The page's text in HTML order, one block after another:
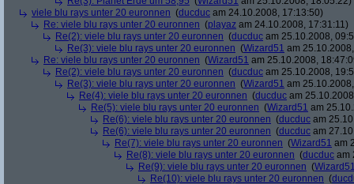
viele blu rays unter 20 euronnen (ducduc am 24.10.2008, 17:13:50)
Re: viele blu rays unter 20 euronnen (playaz am 24.10.2008, 17:31:11)
Re(2): viele blu rays unter 20 euronnen (ducduc am 25.10.2008,
Re(3): viele blu rays unter 20 euronnen (Wizard51 am
Re: viele blu rays unter 20 euronnen (Wizard51 am 25.10.2008,
Re(2): viele blu rays unter 20 euronnen (ducduc am 25.10.2008,
Re(3): viele blu rays unter 20 euronnen (Wizard51 am
Re(4): viele blu rays unter 20 euronnen (ducduc am
Re(5): viele blu rays unter 20 euronnen (Wizard51 am
Re(6): viele blu rays unter 20 euronnen (ducduc am
Re(6): viele blu rays unter 20 euronnen (ducduc am
Re(7): viele blu rays unter 20 euronnen (Wizard51 am
Re(8): viele blu rays unter 20 euronnen (ducduc am
Re(9): viele blu rays unter 20 euronnen (
Re(10): viele blu rays unter 20 euronnen (